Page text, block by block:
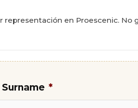
representación en Proescenic.
*